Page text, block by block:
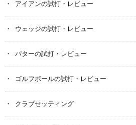
アイアンの試打・レビュー
ウェッジの試打・レビュー
パターの試打・レビュー
ゴルフボールの試打・レビュー
クラブセッティング